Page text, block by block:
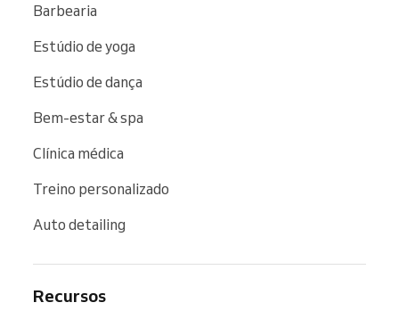
Barbearia
Estúdio de yoga
Estúdio de dança
Bem-estar & spa
Clínica médica
Treino personalizado
Auto detailing
Recursos